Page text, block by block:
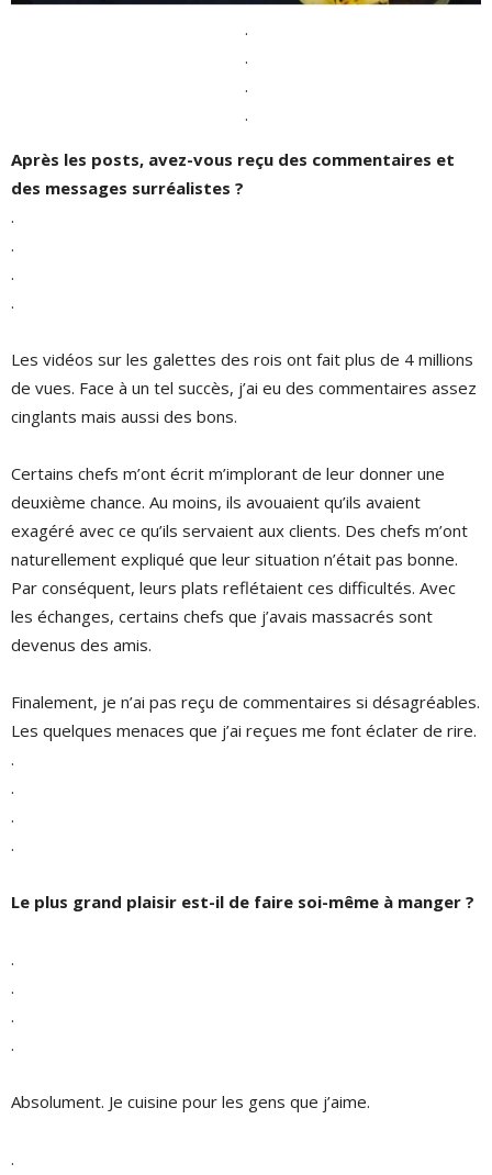
.
.
.
.
Après les posts, avez-vous reçu des commentaires et
des messages surréalistes ?
.
.
.
.
Les vidéos sur les galettes des rois ont fait plus de 4 millions
de vues. Face à un tel succès, j’ai eu des commentaires assez
cinglants mais aussi des bons.
Certains chefs m’ont écrit m’implorant de leur donner une
deuxième chance. Au moins, ils avouaient qu’ils avaient
exagéré avec ce qu’ils servaient aux clients. Des chefs m’ont
naturellement expliqué que leur situation n’était pas bonne.
Par conséquent, leurs plats reflétaient ces difficultés. Avec
les échanges, certains chefs que j’avais massacrés sont
devenus des amis.
Finalement, je n’ai pas reçu de commentaires si désagréables.
Les quelques menaces que j’ai reçues me font éclater de rire.
.
.
.
.
Le plus grand plaisir est-il de faire soi-même à manger ?
.
.
.
.
Absolument. Je cuisine pour les gens que j’aime.
.